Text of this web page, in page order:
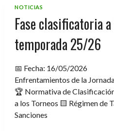
NOTICIAS
Fase clasificatoria
temporada 25/26
📅 Fecha: 16/05/2026
Enfrentamientos de la
🏆 Normativa de
a los Torneos 🟨 Régimen de
Sanciones